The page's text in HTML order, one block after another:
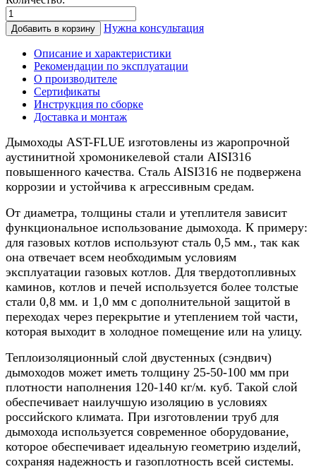
Количество
товара
Дымоход
котла
нерж.,
250/300мм,
Добавить в корзину Нужна консультация
Описание и характеристики
Рекомендации по эксплуатации
О производителе
Сертификаты
Инструкция по сборке
Доставка и монтаж
Дымоходы AST-FLUE изготовлены из жаропрочной
аустинитной хромоникелевой стали AISI316
повышенного качества. Сталь AISI316 не подвержена
коррозии и устойчива к агрессивным средам.
От диаметра, толщины стали и утеплителя зависит
функциональное использование дымохода. К примеру:
для газовых котлов используют сталь 0,5 мм., так как
она отвечает всем необходимым условиям
эксплуатации газовых котлов. Для твердотопливных
каминов, котлов и печей используется более толстые
стали 0,8 мм. и 1,0 мм с дополнительной защитой в
переходах через перекрытие и утеплением той части,
которая выходит в холодное помещение или на улицу.
Теплоизоляционный слой двустенных (сэндвич)
дымоходов может иметь толщину 25-50-100 мм при
плотности наполнения 120-140 кг/м. куб. Такой слой
обеспечивает наилучшую изоляцию в условиях
российского климата. При изготовлении труб для
дымохода используется современное оборудование,
которое обеспечивает идеальную геометрию изделий,
сохраняя надежность и газоплотность всей системы.